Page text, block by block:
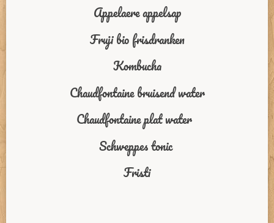
Appelaere appelsap
Fruji bio frisdranken
Kombucha
Chaudfontaine bruisend water
Chaudfontaine plat water
Schweppes tonic
Fristi